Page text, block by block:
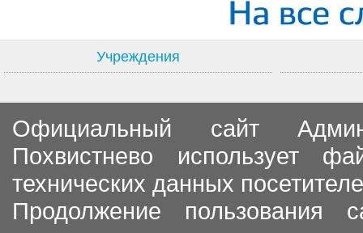
Учреждения
Официальный сайт
Похвистнево использует
технических данных
Продолжение пользования